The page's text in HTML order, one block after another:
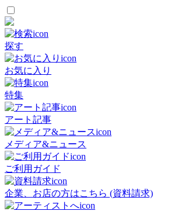
探す
お気に入り
特集
アート記事
メディア&ニュース
ご利用ガイド
企業、お店の方はこちら (資料請求)